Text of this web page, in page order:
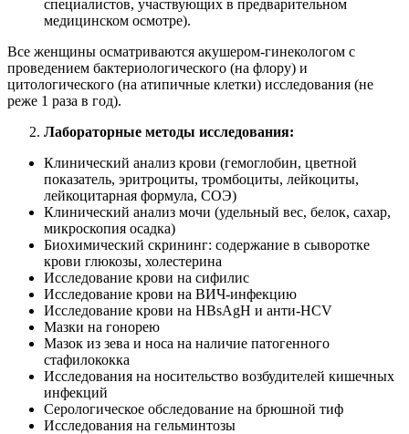
специалистов, участвующих в предварительном
медицинском осмотре).
Все женщины осматриваются акушером-гинекологом с
проведением бактериологического (на флору) и
цитологического (на атипичные клетки) исследования (не
реже 1 раза в год).
Лабораторные методы исследования:
Клинический анализ крови (гемоглобин, цветной
показатель, эритроциты, тромбоциты, лейкоциты,
лейкоцитарная формула, СОЭ)
Клинический анализ мочи (удельный вес, белок, сахар,
микроскопия осадка)
Биохимический скрининг: содержание в сыворотке
крови глюкозы, холестерина
Исследование крови на сифилис
Исследование крови на ВИЧ-инфекцию
Исследование крови на HBsAgH и анти-HCV
Мазки на гонорею
Мазок из зева и носа на наличие патогенного
стафилококка
Исследования на носительство возбудителей кишечных
инфекций
Серологическое обследование на брюшной тиф
Исследования на гельминтозы